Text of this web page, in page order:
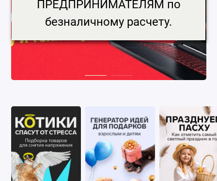
ПРЕДПРИНИМАТЕЛЯМ по
безналичному расчету.